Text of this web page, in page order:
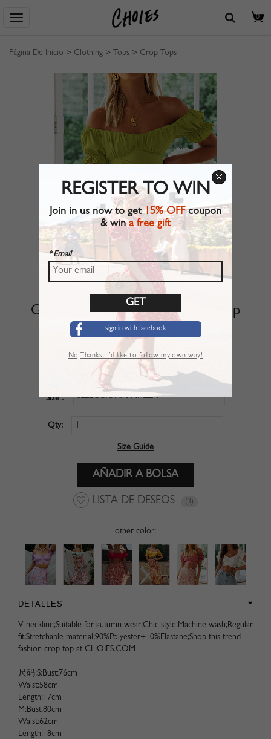
0
Página De Inicio > Clothing > Tops > Crop Tops
Green V-neck Puff Sleeve Crop Top
PRECIO :$20.99
Size : SELECCIONAR TALLA
Qty:
Size Guide
LISTA DE DESEOS (3)
other color:
DETALLES
V-neckline;Suitable for autumn wear;Chic style;Machine wash;Regular
fit;Stretchable material;90%Polyester+10%Elastane;Shop this trend
fashion crop top at CHOIES.COM
尺码:S:Bust:76cm
Waist:58cm
Length:17cm
M:Bust:80cm
Waist:62cm
Length:18cm
REGISTER TO WIN
Join in us now to get15% OFFcoupon
& wina free gift
* Email
sign in with facebook
No,Thanks. I’d like to follow my own way!